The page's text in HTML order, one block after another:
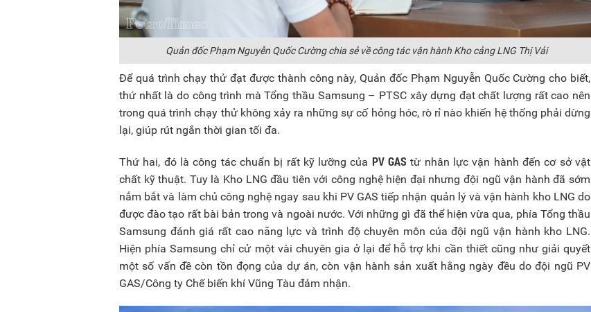
Quản đốc Phạm Nguyễn Quốc Cường chia sẻ về công tác vận hành Kho cảng LNG Thị Vải
Để quá trình chạy thử đạt được thành công này, Quản đốc Phạm Nguyễn Quốc Cường cho biết,
thứ nhất là do công trình mà Tổng thầu Samsung – PTSC xây dựng đạt chất lượng rất cao nên
trong quá trình chạy thử không xảy ra những sự cố hỏng hóc, rò rỉ nào khiến hệ thống phải dừng
lại, giúp rút ngắn thời gian tối đa.
Thứ hai, đó là công tác chuẩn bị rất kỹ lưỡng của PV GAS từ nhân lực vận hành đến cơ sở vật
chất kỹ thuật. Tuy là Kho LNG đầu tiên với công nghệ hiện đại nhưng đội ngũ vận hành đã sớm
nắm bắt và làm chủ công nghệ ngay sau khi PV GAS tiếp nhận quản lý và vận hành kho LNG do
được đào tạo rất bài bản trong và ngoài nước. Với những gì đã thể hiện vừa qua, phía Tổng thầu
Samsung đánh giá rất cao năng lực và trình độ chuyên môn của đội ngũ vận hành kho LNG.
Hiện phía Samsung chỉ cử một vài chuyên gia ở lại để hỗ trợ khi cần thiết cũng như giải quyết
một số vấn đề còn tồn đọng của dự án, còn vận hành sản xuất hằng ngày đều do đội ngũ PV
GAS/Công ty Chế biến khí Vũng Tàu đảm nhận.